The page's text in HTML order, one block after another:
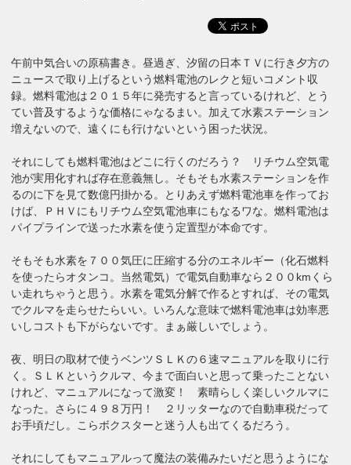
午前中気合いの原稿書き。昼過ぎ、汐留の日本ＴＶに行き夕方の
ニュースで取り上げるという燃料電池のレクと短いコメント収
録。燃料電池は２０１５年に発売すると言っているけれど、とう
てい普及するような価格にゃなるまい。加えて水素ステーション
増えないので、遠くにも行けないという困った状況。
それにしても燃料電池はどこに行くのだろう？ リチウム空気電
池が実用化すれば存在意義無し。そもそも水素ステーションを作
るのに下を見て数億円掛かる。とりあえず燃料電池車を作ってお
けば、ＰＨＶにもリチウム空気電池車にもなるワな。燃料電池は
パイプラインで送った水素を使う定置型が本命です。
そもそも水素を７００気圧に圧縮する分のエネルギー（化石燃料
を使ったらオタンコ。当然電気）で電気自動車なら２００kmくら
い走れちゃうと思う。水素を電気分解で作るとすれば、その電気
でクルマを走らせたらいい。いろんな意味で燃料電池車は効率悪
いしコストも下がらないです。まぁ厳しいでしょう。
夜、明日の取材で使うベンツＳＬＫの６速マニュアルを取りに行
く。ＳＬＫというクルマ、今まで面白いと思って乗ったことない
けれど、マニュアルになって激変！ 素晴らしく楽しいクルマに
なった。さらに４９８万円！ ２リッターなので自動車税だって
お手頃だし。こらボクスターと迷う人も出てくるだろう。
それにしてもマニュアルって魔法の装備みたいだと思うようにな